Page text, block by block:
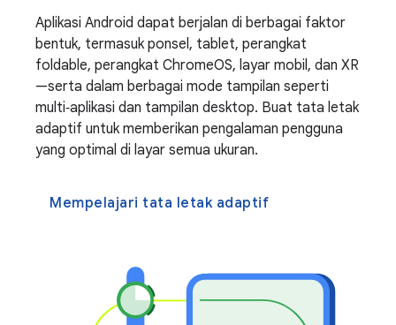
Aplikasi Android dapat berjalan di berbagai faktor
bentuk, termasuk ponsel, tablet, perangkat
foldable, perangkat ChromeOS, layar mobil, dan XR
—serta dalam berbagai mode tampilan seperti
multi‑aplikasi dan tampilan desktop. Buat tata letak
adaptif untuk memberikan pengalaman pengguna
yang optimal di layar semua ukuran.
Mempelajari tata letak adaptif